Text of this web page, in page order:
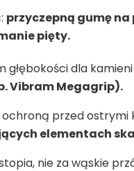
przyczepną gumę na
pięty.
dla kamieni
Vibram Megagrip).
przed ostrymi
elementach
nie za wąskie